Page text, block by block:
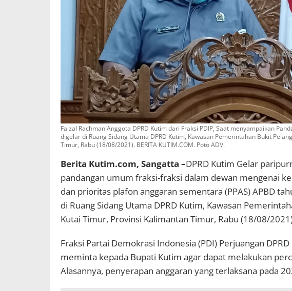
Faizal Rachman Anggota DPRD Kutim dari Fraksi PDIP, Saat menyampaikan
digelar di Ruang Sidang Utama DPRD Kutim, Kawasan Pemerintahan Bukit
Timur, Rabu (18/08/2021). BERITA KUTIM.COM. Poto ADV.
Berita Kutim.com, Sangatta –DPRD Kutim Gelar
pandangan umum fraksi-fraksi dalam dewan mengenai
dan prioritas plafon anggaran sementara (PPAS) APBD
di Ruang Sidang Utama DPRD Kutim, Kawasan
Kutai Timur, Provinsi Kalimantan Timur, Rabu (18/08/
Fraksi Partai Demokrasi Indonesia (PDI) Perjuangan
meminta kepada Bupati Kutim agar dapat melakukan
Alasannya, penyerapan anggaran yang terlaksana pada